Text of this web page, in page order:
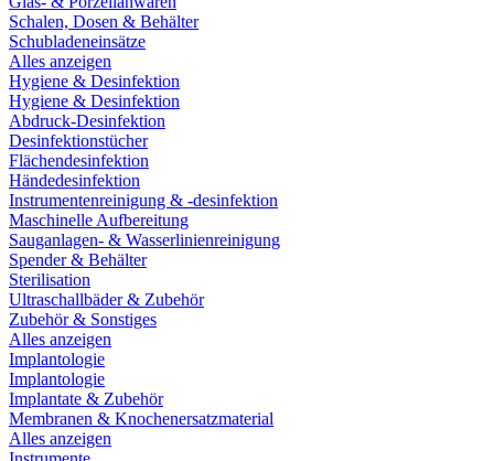
Schalen, Dosen & Behälter
Schubladeneinsätze
Alles anzeigen
Hygiene & Desinfektion
Hygiene & Desinfektion
Abdruck-Desinfektion
Desinfektionstücher
Flächendesinfektion
Händedesinfektion
Instrumentenreinigung & -desinfektion
Maschinelle Aufbereitung
Sauganlagen- & Wasserlinienreinigung
Spender & Behälter
Sterilisation
Ultraschallbäder & Zubehör
Zubehör & Sonstiges
Alles anzeigen
Implantologie
Implantologie
Implantate & Zubehör
Membranen & Knochenersatzmaterial
Alles anzeigen